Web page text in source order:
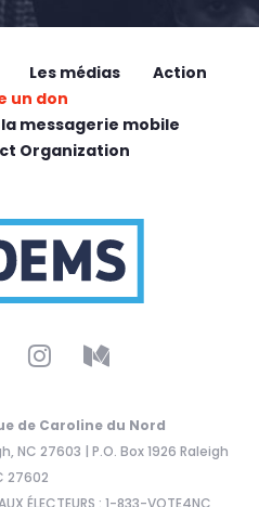
Les médias
Action
un don
messagerie mobile
Organization
de Caroline du Nord
NC 27603 | P.O. Box 1926 Raleigh
27602
ÉLECTEURS : 1-833-VOTE4NC